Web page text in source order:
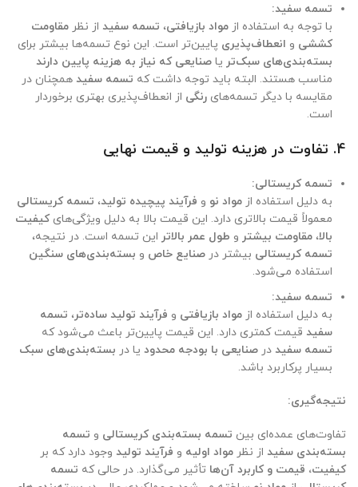
تسمه سفید:
با توجه به استفاده از مواد بازیافتی، تسمه سفید از نظر مقاومت
کششی و انعطاف‌پذیری پایین‌تر است. این نوع تسمه‌ها بیشتر برای
بسته‌بندی‌های سبک‌تر یا صنایعی که نیاز به هزینه پایین دارند
مناسب هستند. البته باید توجه داشت که تسمه سفید همچنان در
مقایسه با دیگر تسمه‌های رنگی از انعطاف‌پذیری بهتری برخوردار
است.
4. تفاوت در هزینه تولید و قیمت نهایی
تسمه کریستالی:
به دلیل استفاده از مواد نو و فرآیند پیچیده تولید، تسمه کریستالی
معمولاً قیمت بالاتری دارد. این قیمت بالا به دلیل ویژگی‌هایکیفیت
بالا، مقاومت بیشتر و طول عمر بالاتر این تسمه است. در نتیجه،
تسمه کریستالی بیشتر در صنایع خاص و بسته‌بندی‌های سنگین
استفاده می‌شود.
تسمه سفید:
به دلیل استفاده از مواد بازیافتی و فرآیند تولید ساده‌تر، تسمه
سفید قیمت کمتری دارد. این قیمت پایین‌تر باعث می‌شود که
تسمه سفید در صنایعی با بودجه محدود یا در بسته‌بندی‌های سبک
بسیار پرکاربرد باشد.
نتیجه‌گیری:
تفاوت‌های عمده‌ای بین تسمه بسته‌بندی کریستالی و تسمه
بسته‌بندی سفید از نظر مواد اولیه و فرآیند تولید وجود دارد که بر
کیفیت، قیمت و کاربرد آن‌ها تأثیر می‌گذارد. در حالی که تسمه